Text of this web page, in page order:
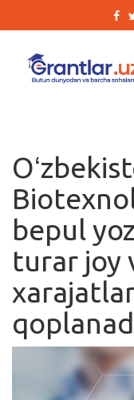
Ishlar
Kurslar
Blog
Yana
bepul
turar joy